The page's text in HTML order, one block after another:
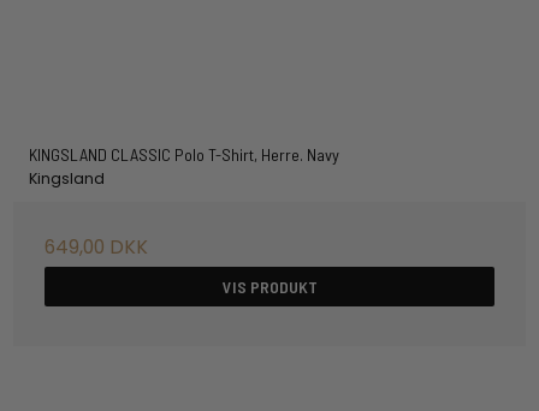
KINGSLAND CLASSIC Polo T-Shirt, Herre. Navy
Kingsland
649,00 DKK
VIS PRODUKT